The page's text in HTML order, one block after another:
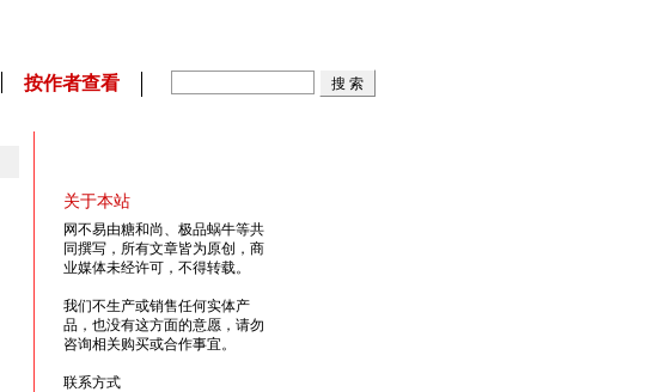
按作者查看
关于本站
网不易由糖和尚、极品蜗牛等共
同撰写，所有文章皆为原创，商
业媒体未经许可，不得转载。
我们不生产或销售任何实体产
品，也没有这方面的意愿，请勿
咨询相关购买或合作事宜。
联系方式